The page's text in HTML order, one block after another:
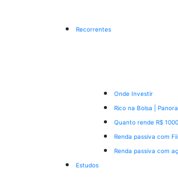
Recorrentes
Onde Investir
Rico na Bolsa |
Quanto rende R$
Renda passiva com
Renda passiva com
Estudos